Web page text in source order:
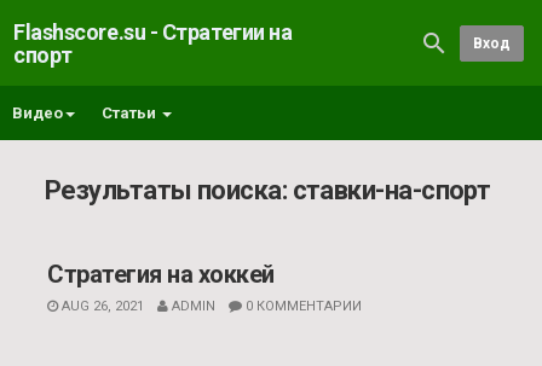
Flashscore.su - Стратегии на
спорт
Вход
Видео Статьи
Результаты поиска: ставки-на-спорт
Стратегия на хоккей
AUG 26, 2021 ADMIN 0 КОММЕНТАРИИ